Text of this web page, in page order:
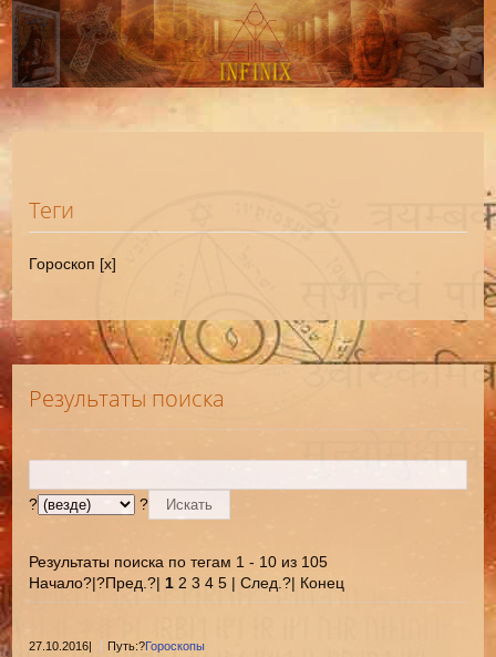
Теги
Гороскоп [x]
Результаты поиска
? ?
Результаты поиска по тегам 1 - 10 из 105
Начало?|?Пред.?| 1 2 3 4 5 | След.?| Конец
27.10.2016| Путь:?Гороскопы